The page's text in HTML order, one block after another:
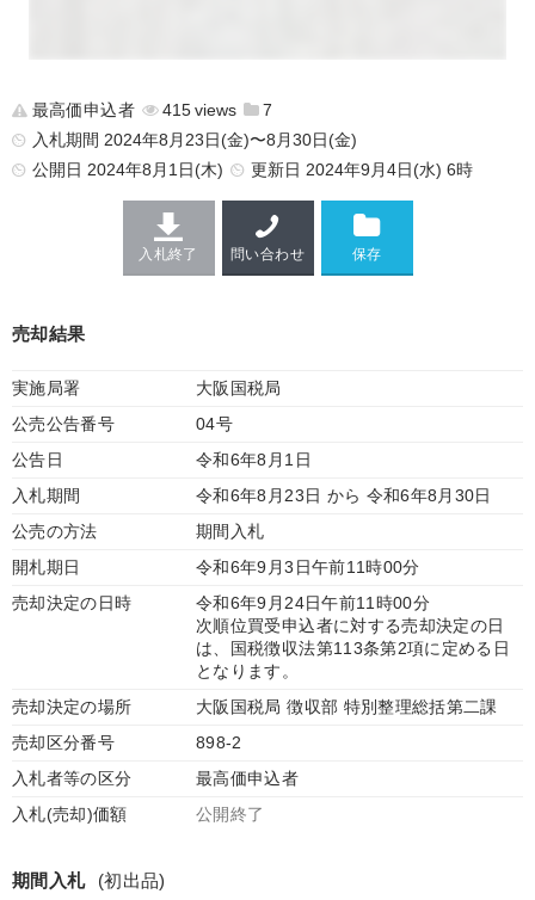
最高価申込者 415
7
入札期間 2024年8月23日(金)〜8月30日(金)
公開日 2024年8月1日(木) 更新日 2024年9月4日(水) 6時
入札終了 問い合わせ
売却結果
実施局署
大阪国税局
公売公告番号
04号
公告日
令和6年8月1日
入札期間
令和6年8月23日 から 令和6年8月30日
公売の方法
期間入札
開札期日
令和6年9月3日午前11時00分
売却決定の日時
令和6年9月24日午前11時00分
次順位買受申込者に対する売却決定の日
は、国税徴収法第113条第2項に定める日
となります。
売却決定の場所
大阪国税局 徴収部 特別整理総括第二課
売却区分番号
898-2
入札者等の区分
最高価申込者
入札(売却)価額
公開終了
期間入札 (初出品)